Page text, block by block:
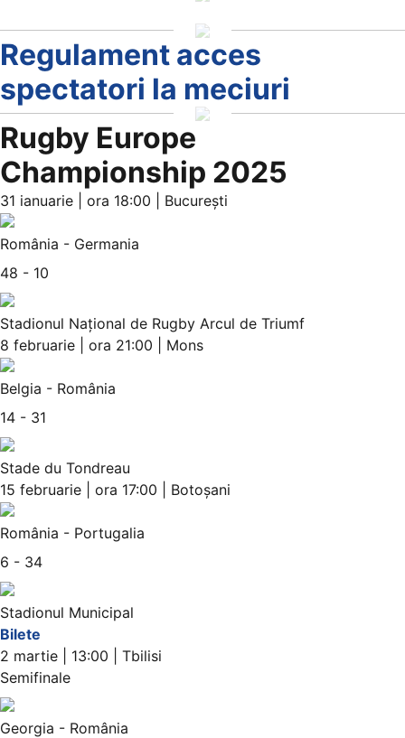
Regulament acces
spectatori la meciuri
Rugby Europe
Championship 2025
31 ianuarie | ora 18:00 | București
România - Germania
48 - 10
Stadionul Național de Rugby Arcul de Triumf
8 februarie | ora 21:00 | Mons
Belgia - România
14 - 31
Stade du Tondreau
15 februarie | ora 17:00 | Botoșani
România - Portugalia
6 - 34
Stadionul Municipal
Bilete
2 martie | 13:00 | Tbilisi
Semifinale
Georgia - România